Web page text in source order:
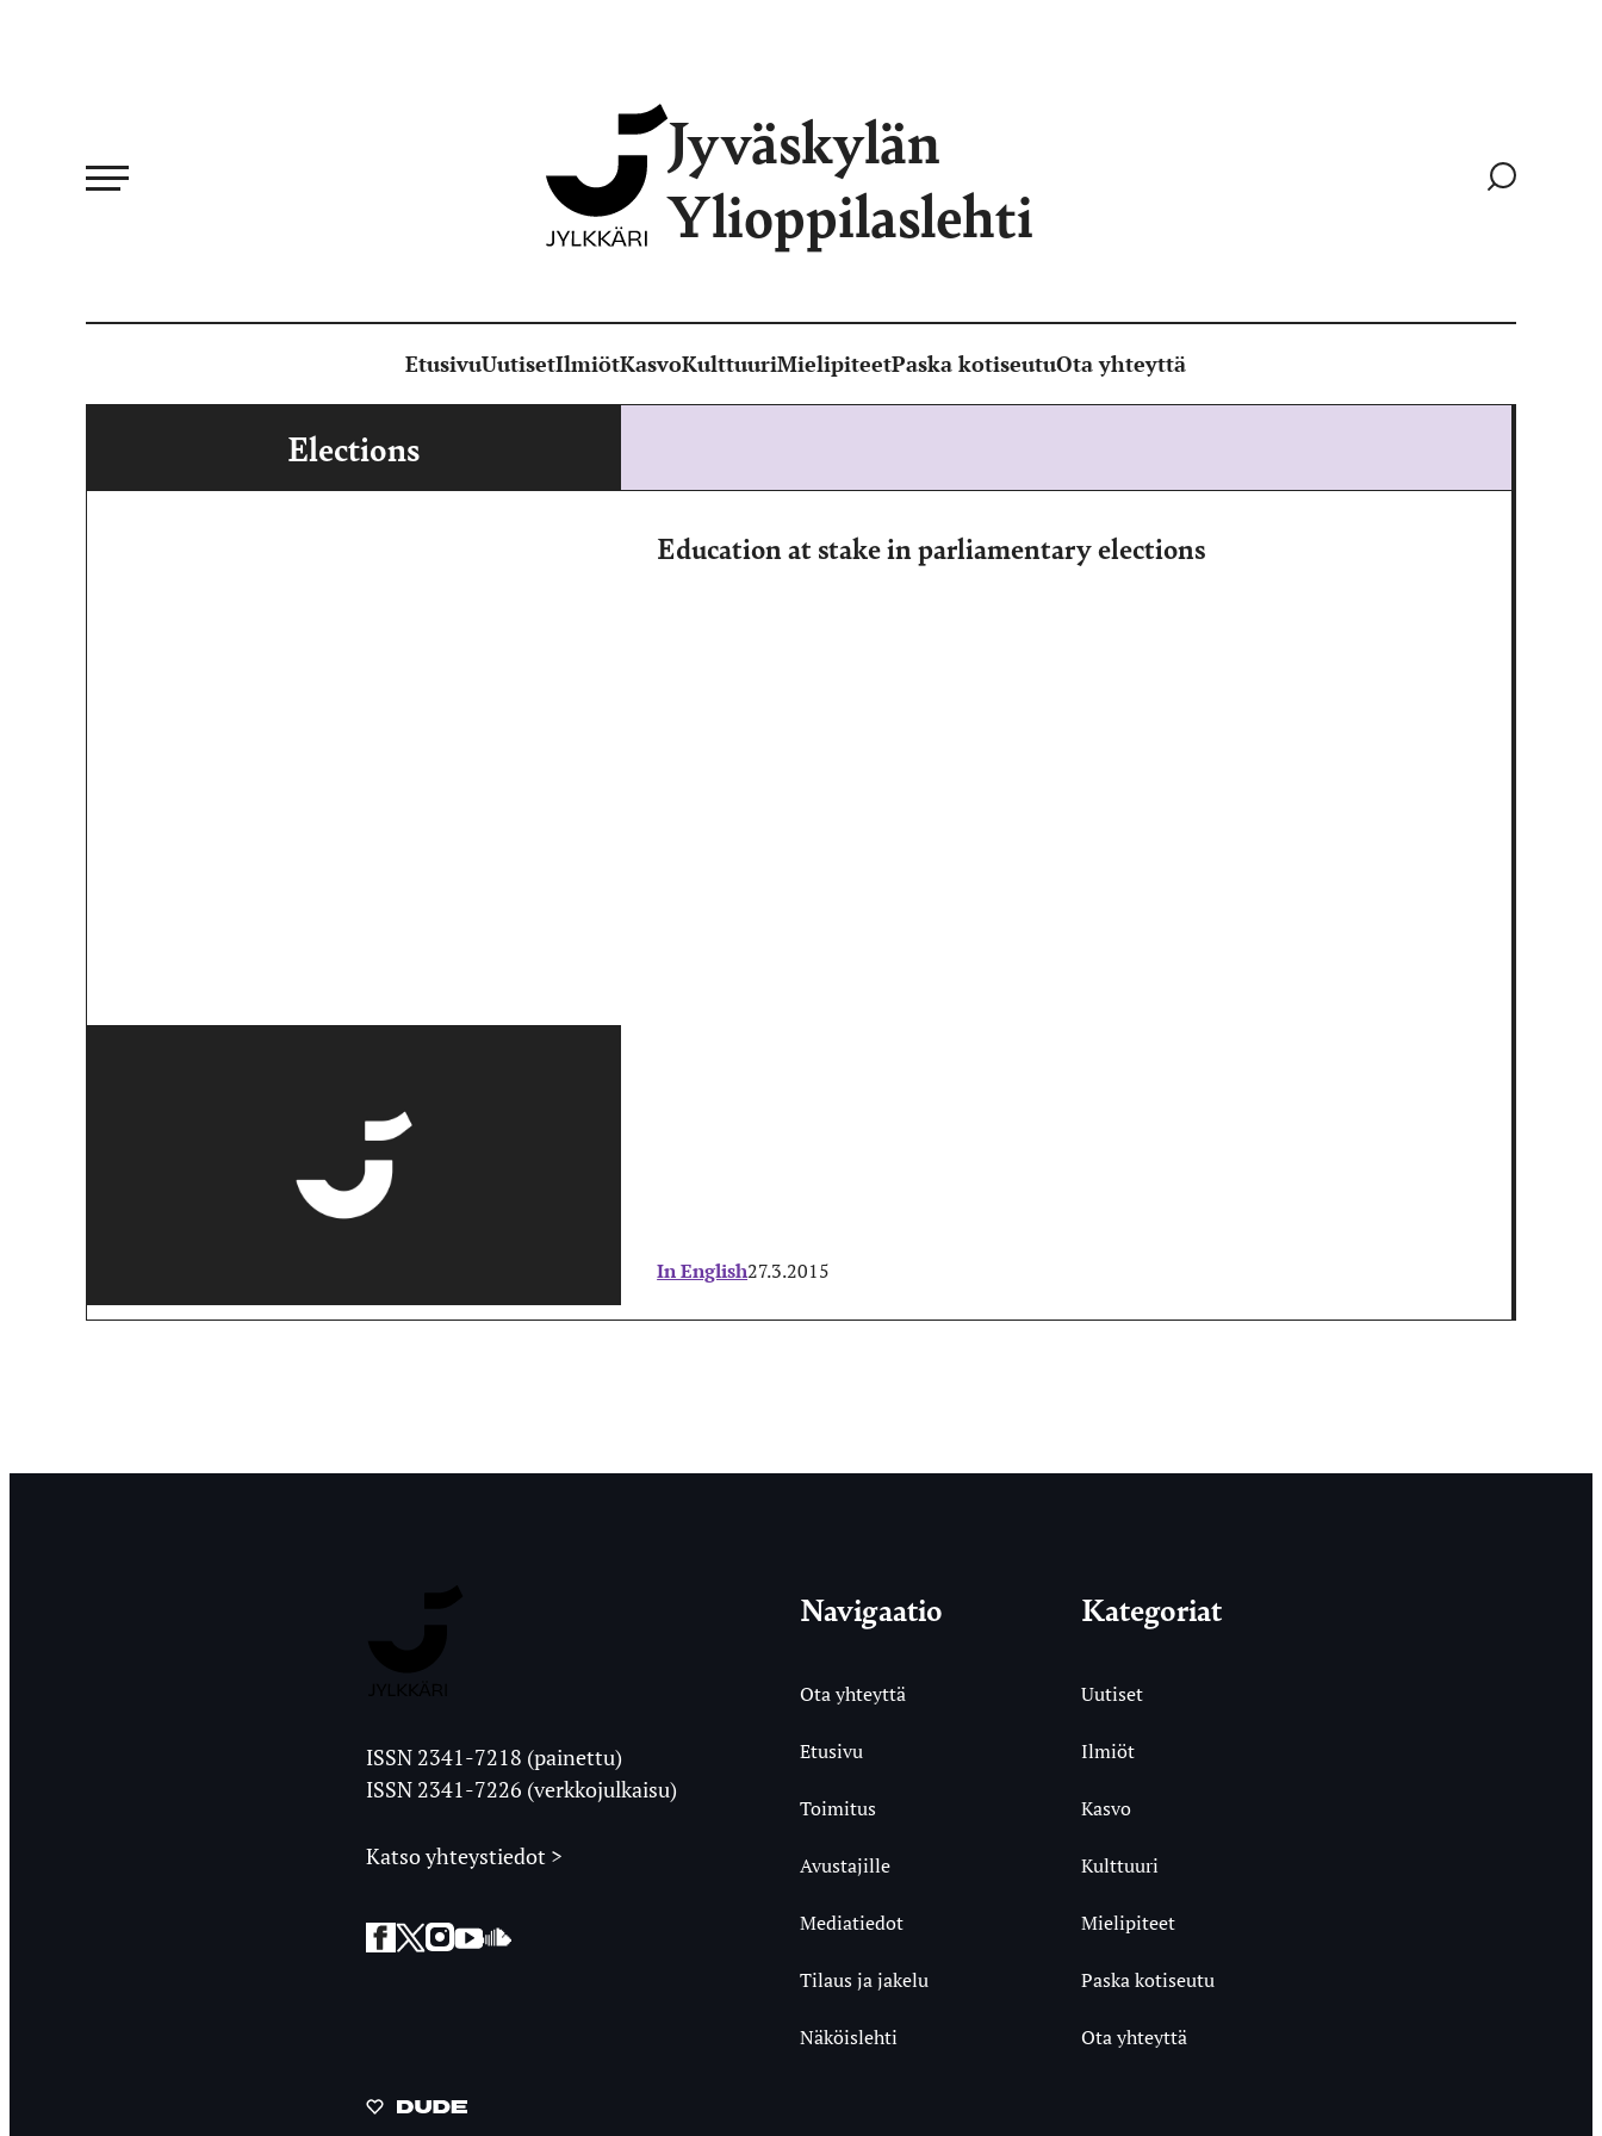
Jyväskylän
Ylioppilaslehti
Siirry
EtusivuUutisetIlmiötKasvoKulttuuriMielipiteetPaska kotiseutuOta yhteyttä
Elections
Education at stake in parliamentary elections
In English27.3.2015
Ylioppilaslehti
ISSN 2341-7218 (painettu)
ISSN 2341-7226 (verkkojulkaisu)
Katso yhteystiedot >
Facebook
Twitter
Instagram
YouTubeSoundCloud
Navigaatio
Ota yhteyttä
Etusivu
Toimitus
Avustajille
Mediatiedot
Tilaus ja jakelu
Näköislehti
Kategoriat
Uutiset
Ilmiöt
Kasvo
Kulttuuri
Mielipiteet
Paska kotiseutu
Ota yhteyttä